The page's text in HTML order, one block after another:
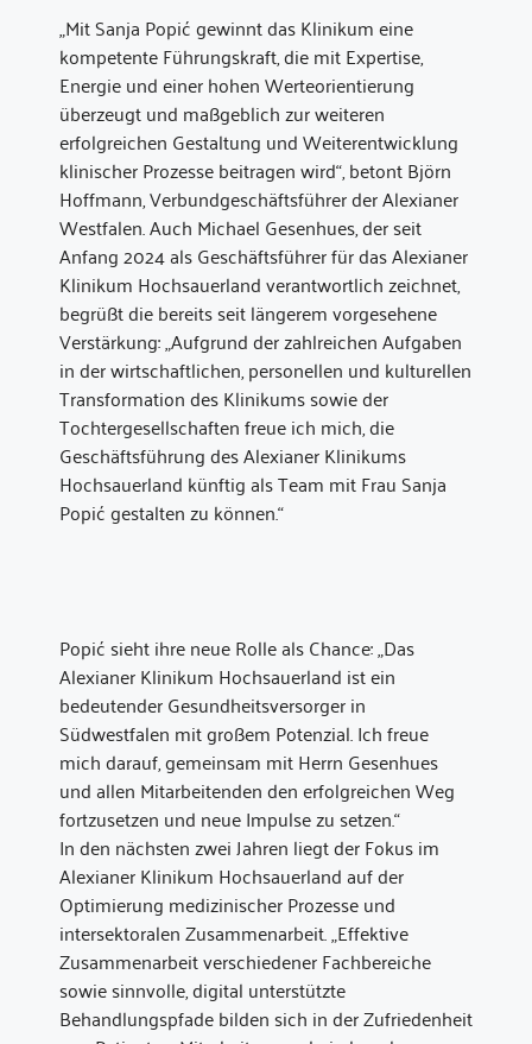
„Mit Sanja Popić gewinnt das Klinikum eine
kompetente Führungskraft, die mit Expertise,
Energie und einer hohen Werteorientierung
überzeugt und maßgeblich zur weiteren
erfolgreichen Gestaltung und Weiterentwicklung
klinischer Prozesse beitragen wird“, betont Björn
Hoffmann, Verbundgeschäftsführer der Alexianer
Westfalen. Auch Michael Gesenhues, der seit
Anfang 2024 als Geschäftsführer für das Alexianer
Klinikum Hochsauerland verantwortlich zeichnet,
begrüßt die bereits seit längerem vorgesehene
Verstärkung: „Aufgrund der zahlreichen Aufgaben
in der wirtschaftlichen, personellen und kulturellen
Transformation des Klinikums sowie der
Tochtergesellschaften freue ich mich, die
Geschäftsführung des Alexianer Klinikums
Hochsauerland künftig als Team mit Frau Sanja
Popić gestalten zu können.“
Popić sieht ihre neue Rolle als Chance: „Das
Alexianer Klinikum Hochsauerland ist ein
bedeutender Gesundheitsversorger in
Südwestfalen mit großem Potenzial. Ich freue
mich darauf, gemeinsam mit Herrn Gesenhues
und allen Mitarbeitenden den erfolgreichen Weg
fortzusetzen und neue Impulse zu setzen.“
In den nächsten zwei Jahren liegt der Fokus im
Alexianer Klinikum Hochsauerland auf der
Optimierung medizinischer Prozesse und
intersektoralen Zusammenarbeit. „Effektive
Zusammenarbeit verschiedener Fachbereiche
sowie sinnvolle, digital unterstützte
Behandlungspfade bilden sich in der Zufriedenheit